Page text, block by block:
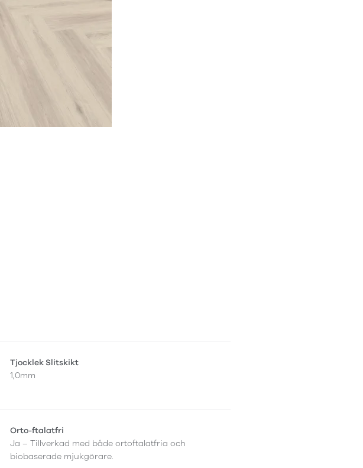
Tjocklek Slitskikt
1,0mm
Orto-ftalatfri
Ja – Tillverkad med både ortoftalatfria och
biobaserade mjukgörare.